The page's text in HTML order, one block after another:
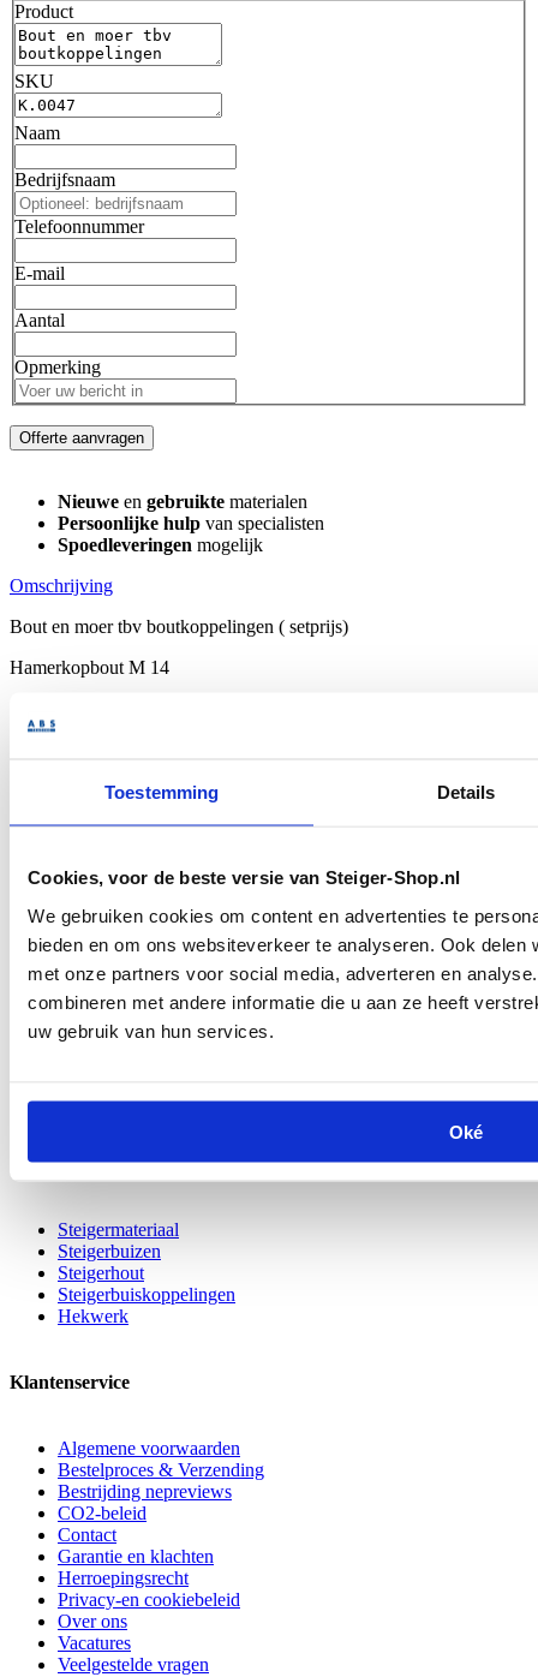
Toestemming Details
Cookies, voor de beste versie van Steiger-Shop.nl
We gebruiken cookies om content en advertenties te
bieden en om ons websiteverkeer te analyseren. Ook
met onze partners voor social media, adverteren en
combineren met andere informatie die u aan ze heeft
uw gebruik van hun services.
Oké
Product
SKU
Naam
Bedrijfsnaam
Telefoonnummer
E-mail
Aantal
Opmerking
Offerte aanvragen
Nieuwe en gebruikte materialen
Persoonlijke hulp van specialisten
Spoedleveringen mogelijk
Omschrijving
Bout en moer tbv boutkoppelingen ( setprijs)
Hamerkopbout M 14
Bij Steiger-shop.nl, onderdeel van ABS Trading, profiteer je van
direct uit voorraad en denken met je mee bij iedere steigerklus.
Bestel direct onlineen ervaar de kwaliteit en betrouwbaarheid van
Specificaties
Opmerking
Bout en moer tbv boutkoppelingen (
setprijs)
Postpakket
Veelbezochte pagina's
Steigermateriaal
Steigerbuizen
Steigerhout
Steigerbuiskoppelingen
Hekwerk
Klantenservice
Algemene voorwaarden
Bestelproces & Verzending
Bestrijding nepreviews
CO2-beleid
Contact
Garantie en klachten
Herroepingsrecht
Privacy-en cookiebeleid
Over ons
Vacatures
Veelgestelde vragen